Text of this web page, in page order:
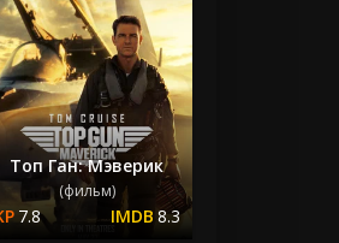
Топ Ган: Мэверик
(фильм)
7.8 8.3